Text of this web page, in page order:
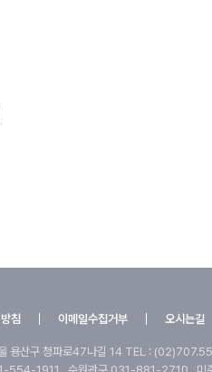
침 이메일수집거부 오시는길
용산구 청파로47나길 14 TEL :